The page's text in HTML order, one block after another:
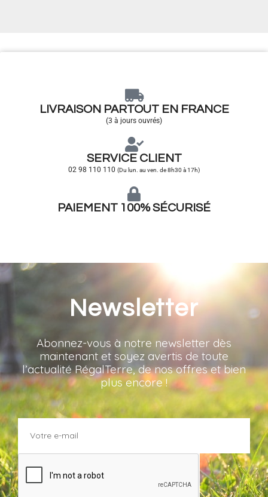
LIVRAISON PARTOUT EN FRANCE
(3 à jours ouvrés)
SERVICE CLIENT
02 98 110 110 (Du lun. au ven. de 8h30 à 17h)
PAIEMENT 100% SÉCURISÉ
Newsletter
Abonnez-vous à notre newsletter dès
maintenant et soyez avertis de toute
l’actualité RégalTerre, de nos offres et bien
plus encore !